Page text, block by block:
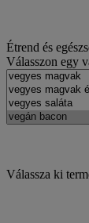
Étrend és
Válasszon egy
Válassza ki